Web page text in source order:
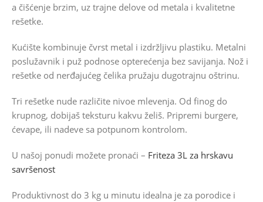
a čišćenje brzim, uz trajne delove od metala i kvalitetne
rešetke.
Kućište kombinuje čvrst metal i izdržljivu plastiku. Metalni
poslužavnik i puž podnose opterećenja bez savijanja. Nož i
rešetke od nerđajućeg čelika pružaju dugotrajnu oštrinu.
Tri rešetke nude različite nivoe mlevenja. Od finog do
krupnog, dobijaš teksturu kakvu želiš. Pripremi burgere,
ćevape, ili nadeve sa potpunom kontrolom.
U našoj ponudi možete pronaći – Friteza 3L za hrskavu
savršenost
Produktivnost do 3 kg u minutu idealna je za porodice i